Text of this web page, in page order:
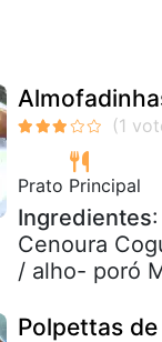
Prato Principal
Ingredientes
Cenoura
/ alho- poró
Polpettas